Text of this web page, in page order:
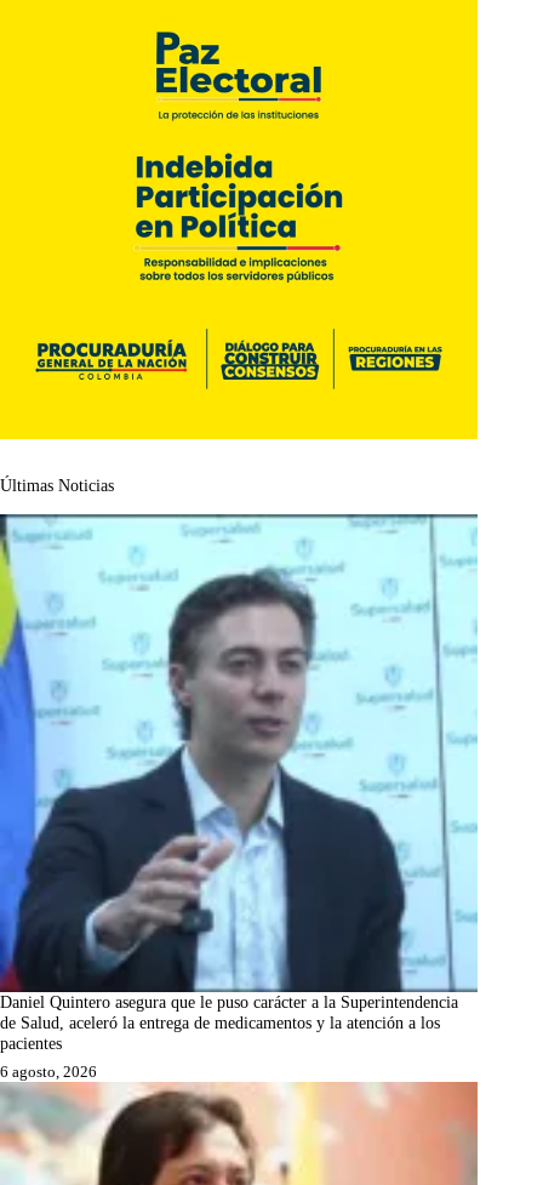
Últimas Noticias
Daniel Quintero asegura que le puso carácter a la Superintendencia
de Salud, aceleró la entrega de medicamentos y la atención a los
pacientes
6 agosto, 2026